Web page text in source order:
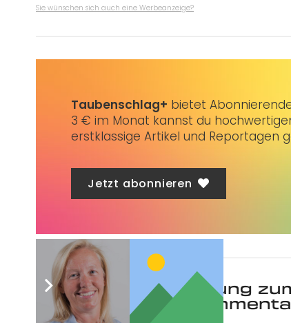
Sie wünschen sich auch eine Werbeanzeige?
Taubenschlag+ bietet
3 € im Monat kannst du
erstklassige Artikel und Reportagen
Jetzt abonnieren
Was ist deine Meinung
Schreibe einen